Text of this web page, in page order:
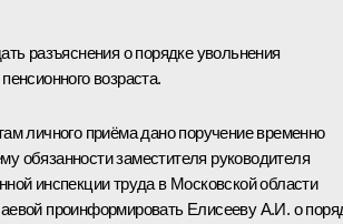
разъяснения о порядке увольнения
возраста.
личного приёма дано поручение временно
обязанности заместителя руководителя
инспекции труда в Московской области
проинформировать Елисееву А.И. о